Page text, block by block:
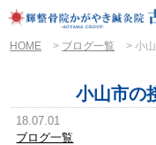
HOME > ブログ一覧 >小
小山市の
18.07.01
ブログ一覧